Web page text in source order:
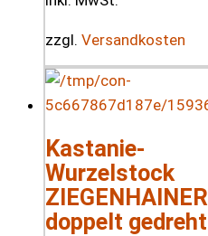
zzgl. Versandkosten
Kastanie-
Wurzelstock
ZIEGENHAINER
doppelt gedreht